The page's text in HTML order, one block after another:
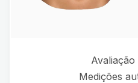
Avaliação
Medições